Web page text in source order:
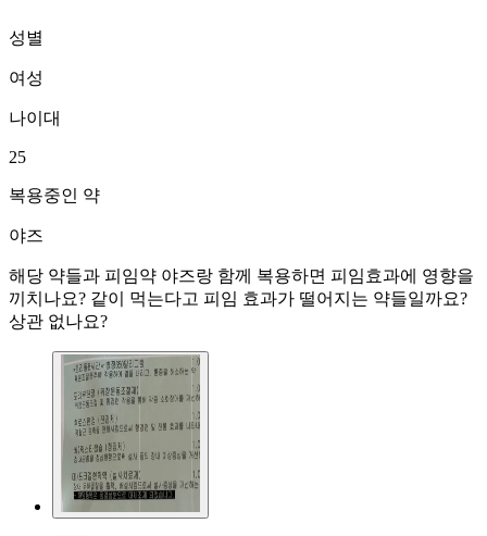
성별
여성
나이대
25
복용중인 약
야즈
해당 약들과 피임약 야즈랑 함께 복용하면 피임효과에 영향을
끼치나요? 같이 먹는다고 피임 효과가 떨어지는 약들일까요?
상관 없나요?